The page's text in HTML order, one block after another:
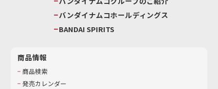
バンダイナムコホールディングス
BANDAI SPIRITS
商品情報
商品検索
発売カレンダー